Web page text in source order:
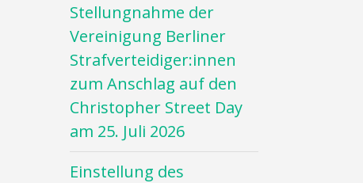
Stellungnahme der
Vereinigung Berliner
Strafverteidiger:innen
zum Anschlag auf den
Christopher Street Day
am 25. Juli 2026
Einstellung des